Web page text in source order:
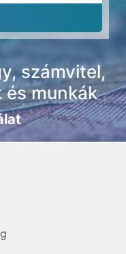
számvitel,
munkák